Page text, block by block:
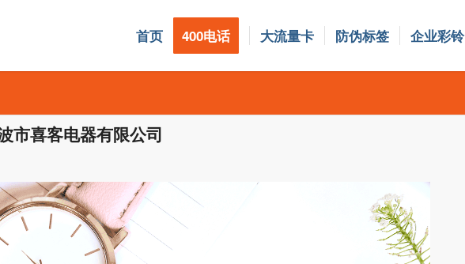
首页 400电话 大流量卡 防伪标签 企业彩铃
市喜客电器有限公司